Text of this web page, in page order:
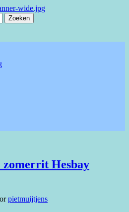
zomerrit Hesbay
pietmuijtjens